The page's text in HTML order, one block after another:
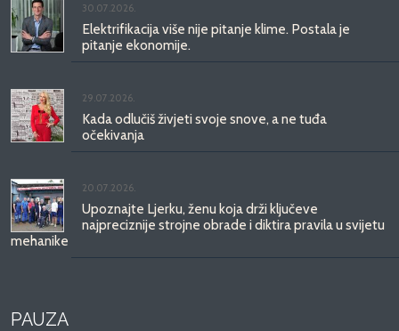
30.07.2026.
Elektrifikacija više nije pitanje klime. Postala je
pitanje ekonomije.
29.07.2026.
Kada odlučiš živjeti svoje snove, a ne tuđa
očekivanja
20.07.2026.
Upoznajte Ljerku, ženu koja drži ključeve
najpreciznije strojne obrade i diktira pravila u svijetu
mehanike
PAUZA